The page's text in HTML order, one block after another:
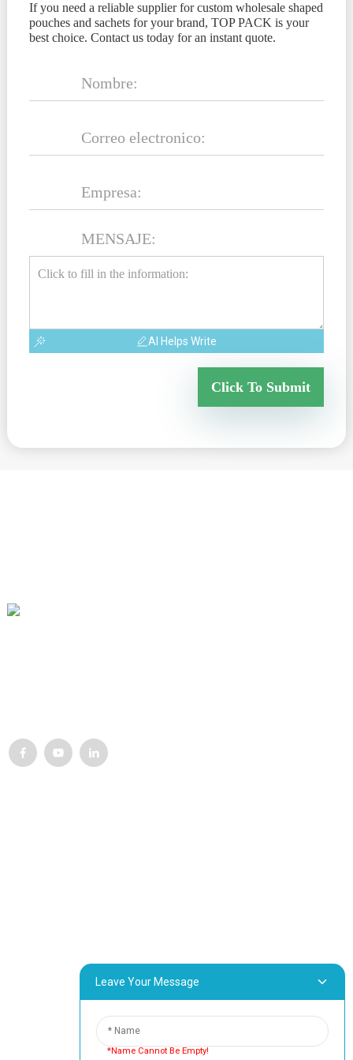
If you need a reliable supplier for custom wholesale shaped
pouches and sachets for your brand, TOP PACK is your
best choice. Contact us today for an instant quote.
MENSAJE:
AI Helps Write
Click To Submit
Blocco B-29, VanYang Crowd Innovation Park, n. 1
città di HuiZhou, 516157, Cina
fannie@hzdlpack.com
Leave Your Message
*Name Cannot Be Empty!